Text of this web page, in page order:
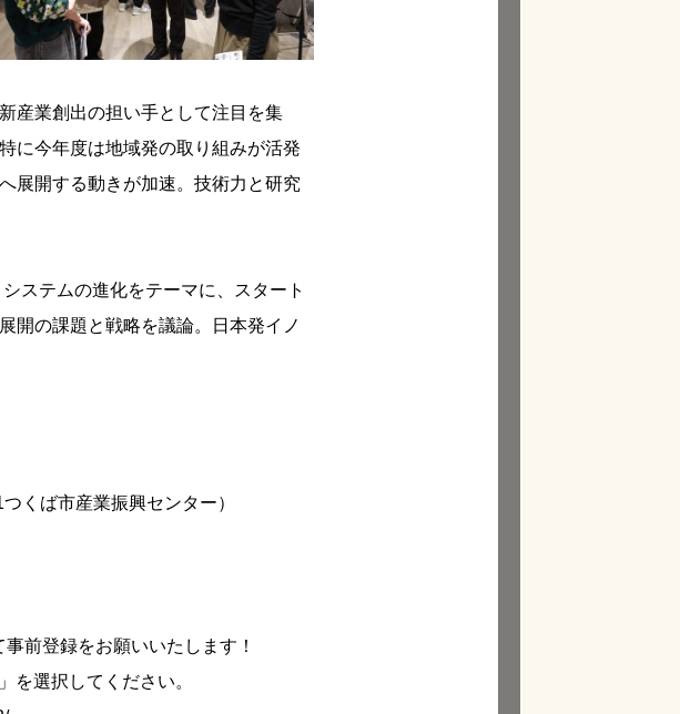
産業創出の担い手として注目を集
に今年度は地域発の取り組みが活発
展開する動きが加速。技術力と研究
ステムの進化をテーマに、スタート
開の課題と戦略を議論。日本発イノ
くば市産業振興センター）
前登録をお願いいたします！
を選択してください。